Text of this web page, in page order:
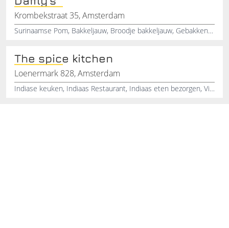
Krombekstraat 35, Amsterdam
Surinaamse Pom, Bakkeljauw, Broodje bakkeljauw, Gebakken banaan, Hindoestaans eten, Roti, Surinaamse specialiteiten, Surinaams eten bezorgen, Surinaamse bami, Surinaamse nasi
The spice kitchen
Loenermark 828, Amsterdam
Indiase keuken, Indiaas Restaurant, Indiaas eten bezorgen, Visgerechten, Vleesgerechten, Vegetarische gerechten, Surinaamse gerechten, Eten bezorgen